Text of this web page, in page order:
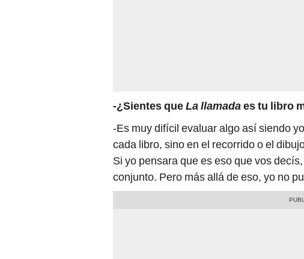
-¿Sientes queLa llamadaes tu libro
-Es muy difícil evaluar algo así siendo
cada libro, sino en el recorrido o el
Si yo pensara que es eso que vos
conjunto. Pero más allá de eso, yo no